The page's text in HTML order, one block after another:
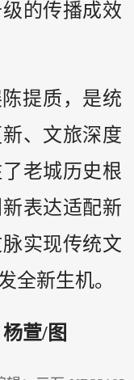
的传播成效
提质，是统
、文旅深度
老城历史根
表达适配新
实现传统文
全新生机。
萱/图